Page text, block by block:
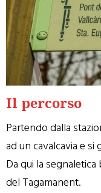
Il percorso
Partendo dalla
ad un cavalcavia e
Da qui la
del Tagamanent.